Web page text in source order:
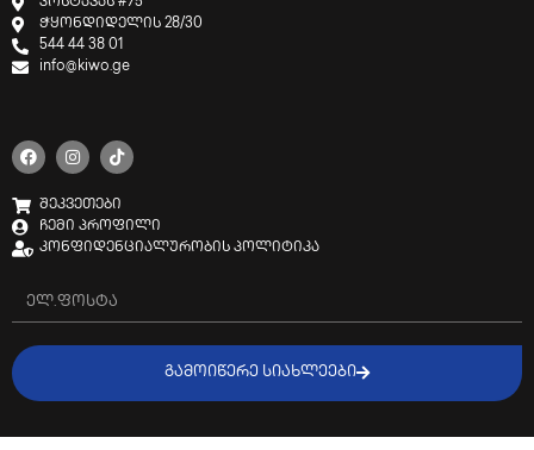
კოსტავას #75
ჭყონდიდელის 28/30
544 44 38 01
info@kiwo.ge
შეკვეთები
ჩემი პროფილი
კონფიდენციალურობის პოლიტიკა
ᲒᲐᲛᲝᲘᲬᲔᲠᲔ ᲡᲘᲐᲮᲚᲔᲔᲑᲘ